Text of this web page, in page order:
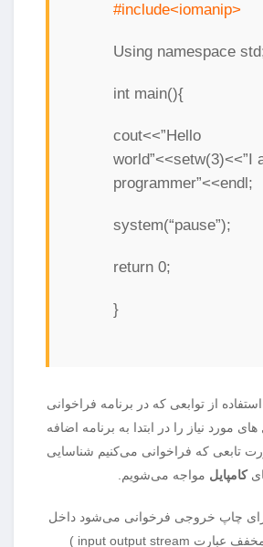
#include<iomanip>
Using namespace
int main(){
cout<<”Hello
world”<<setw(3)<<”I
programmer”<<endl;
system(“pause”);
return 0;
}
از توابعی که در برنامه فراخوانی
مورد نیاز را در ابتدا به برنامه اضافه
تابعی که فراخوانی می‌کنیم شناسایی
کامپایل مواجه می‌شویم.
چاپ خروجی فرخوانی می‌شود داخل
(مخفف عبارت input output stream )